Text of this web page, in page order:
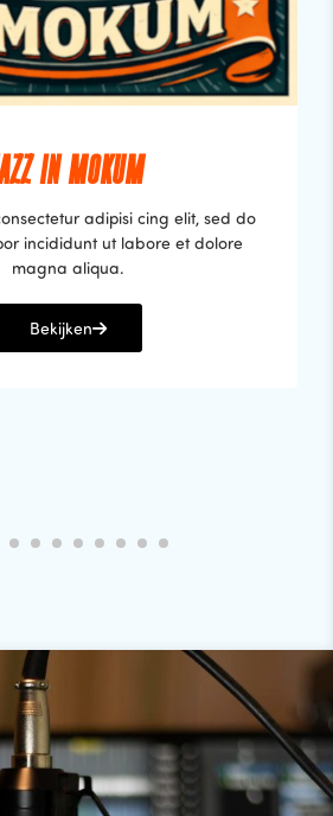
IN MOKUM
adipisi cing elit, sed do
incididunt ut labore et dolore
magna aliqua.
Bekijken